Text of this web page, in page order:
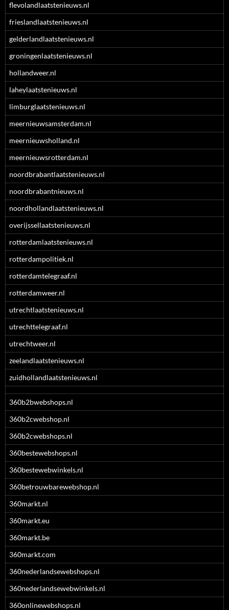
flevolandlaatstenieuws.nl
frieslandlaatstenieuws.nl
gelderlandlaatstenieuws.nl
groningenlaatstenieuws.nl
hollandweer.nl
laheylaatstenieuws.nl
limburglaatstenieuws.nl
meernieuwsamsterdam.nl
meernieuwsholland.nl
meernieuwsrotterdam.nl
noordbrabantlaatstenieuws.nl
noordbrabantnieuws.nl
noordhollandlaatstenieuws.nl
overijssellaatstenieuws.nl
rotterdamlaatstenieuws.nl
rotterdampolitiek.nl
rotterdamtelegraaf.nl
rotterdamweer.nl
utrechtlaatstenieuws.nl
utrechttelegraaf.nl
utrechtweer.nl
zeelandlaatstenieuws.nl
zuidhollandlaatstenieuws.nl
360b2bwebshops.nl
360b2cwebshop.nl
360b2cwebshops.nl
360bestewebshops.nl
360bestewebwinkels.nl
360betrouwbarewebshop.nl
360markt.nl
360markt.eu
360markt.be
360markt.com
360nederlandsewebshops.nl
360nederlandsewebwinkels.nl
360onlinewebshops.nl